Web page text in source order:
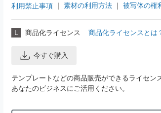
利用禁止事項 ｜ 素材の利用方法 ｜ 被写体の権
L 商品化ライセンス 商品化ライセンスとは
今すぐ購入
テンプレートなどの商品販売ができるライセン
あなたのビジネスにご活用ください。